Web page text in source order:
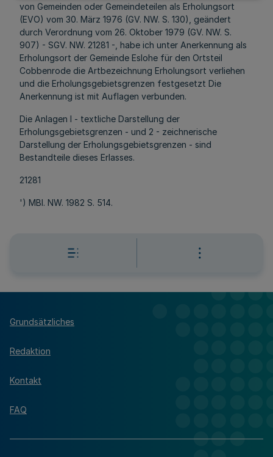
von Gemeinden oder Gemeindeteilen als Erholungsort
(EVO) vom 30. März 1976 (GV. NW. S. 130), geändert
durch Verordnung vom 26. Oktober 1979 (GV. NW. S.
907) - SGV. NW. 21281 -, habe ich unter Anerkennung als
Erholungsort der Gemeinde Eslohe für den Ortsteil
Cobbenrode die Artbezeichnung Erholungsort verliehen
und die Erholungsgebietsgrenzen festgesetzt Die
Anerkennung ist mit Auflagen verbunden.
Die Anlagen l - textliche Darstellung der
Erholungsgebietsgrenzen - und 2 - zeichnerische
Darstellung der Erholungsgebietsgrenzen - sind
Bestandteile dieses Erlasses.
21281
') MBl. NW. 1982 S. 514.
Grundsätzliches
Redaktion
Kontakt
FAQ